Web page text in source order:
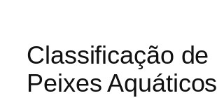
Classificação de
Peixes Aquáticos